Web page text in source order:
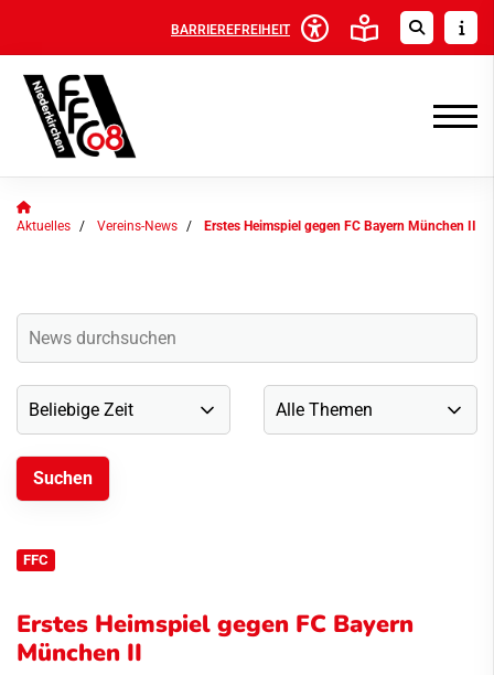
BARRIEREFREIHEIT
Aktuelles Vereins-News Erstes Heimspiel gegen FC Bayern München II
FFC
Erstes Heimspiel gegen FC Bayern
München II